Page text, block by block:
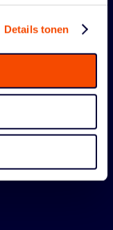
Details tonen